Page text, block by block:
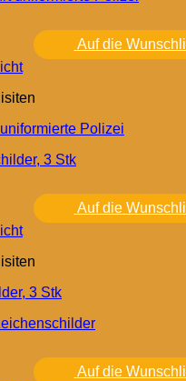
Auf die
Polizei
Auf die
3 Stk
Auf die